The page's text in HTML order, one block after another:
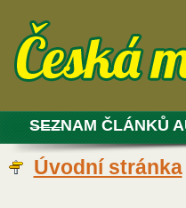
SEZNAM ČLÁNKŮ
Úvodní stránka